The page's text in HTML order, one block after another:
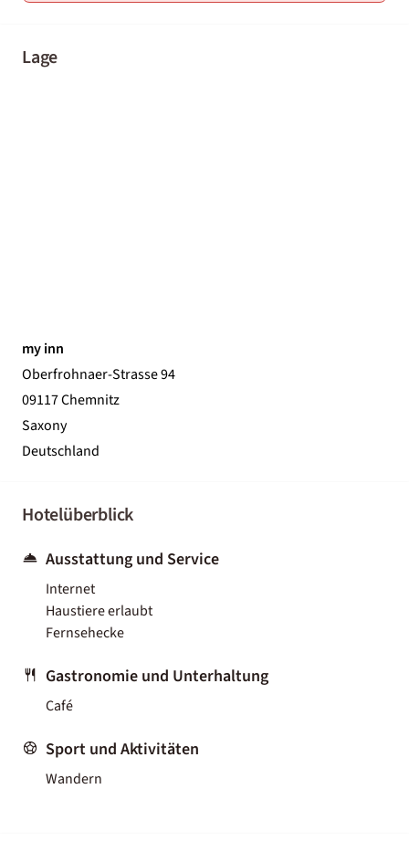
Lage
my inn
Oberfrohnaer-Strasse 94
09117 Chemnitz
Saxony
Deutschland
Hotelüberblick
Ausstattung und Service
Internet
Haustiere erlaubt
Fernsehecke
Gastronomie und Unterhaltung
Café
Sport und Aktivitäten
Wandern